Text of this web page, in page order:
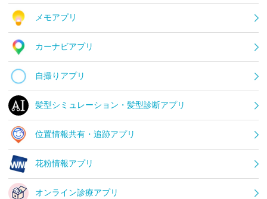
メモアプリ
カーナビアプリ
自撮りアプリ
髪型シミュレーション・髪型診断アプリ
位置情報共有・追跡アプリ
花粉情報アプリ
オンライン診療アプリ